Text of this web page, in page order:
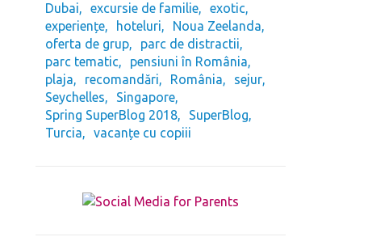
Dubai
excursie de familie
exotic
experiențe
hoteluri
Noua Zeelanda
oferta de grup
parc de distractii
parc tematic
pensiuni în România
plaja
recomandări România
sejur
Seychelles
Singapore
Spring SuperBlog 2018
SuperBlog
Turcia
vacanțe cu copiii